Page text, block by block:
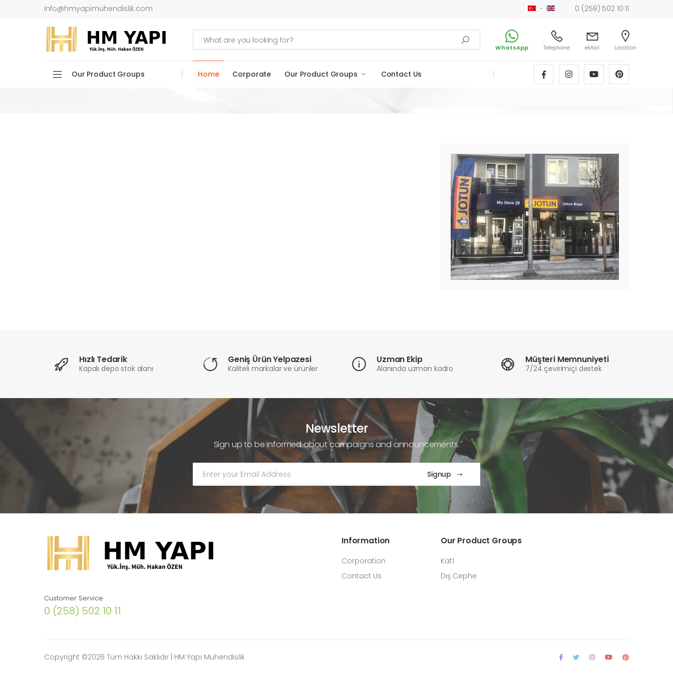
info@hmyapimuhendislik.com - 0 (258) 502 10 11
WhatsApp Telephone eMail Location
Our Product Groups Home Corporate Our Product Groups Contact Us
Hızlı Tedarik
Kapalı depo stok alanı
Geniş Ürün Yelpazesi
Kaliteli markalar ve ürünler
Uzman Ekip
Alanında uzman kadro
Müşteri Memnuniyeti
7/24 çevirimiçi destek
Newsletter
Sign up to be informed about campaigns and announcements.
Signup
Customer Service
0 (258) 502 10 11
Information
Corporation
Contact Us
Our Product Groups
Kat1
Dış Cephe
Copyright ©2026 Tüm Hakkı Saklıdır | HM Yapı Muhendislik